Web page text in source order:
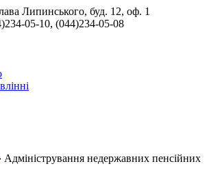
Липинського, буд. 12, оф. 1
05-10, (044)234-05-08
Адміністрування недержавних пенсійних